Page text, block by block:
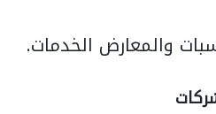
والمعارض الخدمات.